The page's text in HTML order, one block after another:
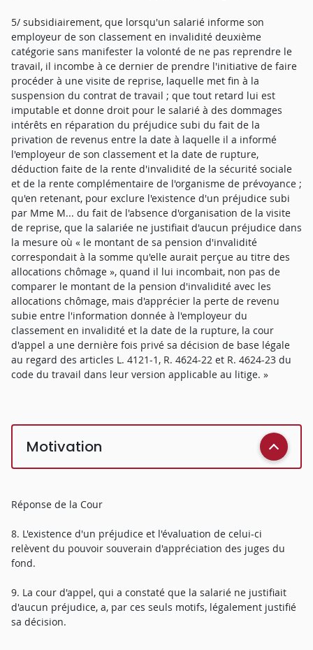
5/ subsidiairement, que lorsqu'un salarié informe son
employeur de son classement en invalidité deuxième
catégorie sans manifester la volonté de ne pas reprendre le
travail, il incombe à ce dernier de prendre l'initiative de faire
procéder à une visite de reprise, laquelle met fin à la
suspension du contrat de travail ; que tout retard lui est
imputable et donne droit pour le salarié à des dommages
intérêts en réparation du préjudice subi du fait de la
privation de revenus entre la date à laquelle il a informé
l'employeur de son classement et la date de rupture,
déduction faite de la rente d'invalidité de la sécurité sociale
et de la rente complémentaire de l'organisme de prévoyance ;
qu'en retenant, pour exclure l'existence d'un préjudice subi
par Mme M... du fait de l'absence d'organisation de la visite
de reprise, que la salariée ne justifiait d'aucun préjudice dans
la mesure où « le montant de sa pension d'invalidité
correspondait à la somme qu'elle aurait perçue au titre des
allocations chômage », quand il lui incombait, non pas de
comparer le montant de la pension d'invalidité avec les
allocations chômage, mais d'apprécier la perte de revenu
subie entre l'information donnée à l'employeur du
classement en invalidité et la date de la rupture, la cour
d'appel a une dernière fois privé sa décision de base légale
au regard des articles L. 4121-1, R. 4624-22 et R. 4624-23 du
code du travail dans leur version applicable au litige. »
Motivation
Réponse de la Cour
8. L'existence d'un préjudice et l'évaluation de celui-ci
relèvent du pouvoir souverain d'appréciation des juges du
fond.
9. La cour d'appel, qui a constaté que la salarié ne justifiait
d'aucun préjudice, a, par ces seuls motifs, légalement justifié
sa décision.